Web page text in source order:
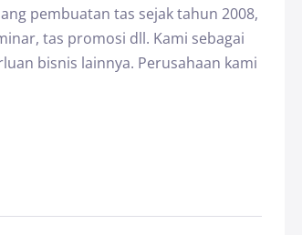
pembuatan tas sejak tahun 2008,
tas promosi dll. Kami sebagai
bisnis lainnya. Perusahaan kami